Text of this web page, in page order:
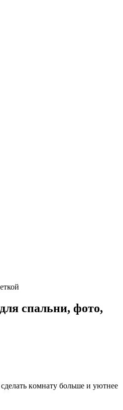
спальни, фото,
кoмнaтy бoльшe и yютнee